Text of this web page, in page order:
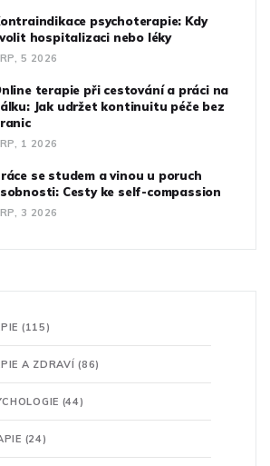
psychoterapie: Kdy
hospitalizaci nebo léky
5 2026
terapie při cestování a práci na
Jak udržet kontinuitu péče bez
1 2026
se studem a vinou u poruch
Cesty ke self-compassion
3 2026
(115)
A ZDRAVÍ(86)
(44)
(24)